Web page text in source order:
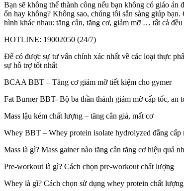
Bạn sẽ không thể thành công nếu bạn không có giáo
ổn hay không? Không sao, chúng tôi sẵn sàng giúp
hình khác nhau: tăng cân, tăng cơ, giảm mỡ … tất cả
HOTLINE: 19002050 (24/7)
Để có được sự tư vấn chính xác nhất về các loại thực
sự hỗ trợ tốt nhất
BCAA BBT – Tăng cơ giảm mỡ tiết kiệm cho gymer
Fat Burner BBT- Bộ ba thần thánh giảm mỡ cấp tốc, an
Mass lậu kém chất lượng – tăng cân giả, mất cơ
Whey BBT – Whey protein isolate hydrolyzed đẳng cấp
Mass là gì? Mass gainer nào tăng cân tăng cơ hiệu quả
Pre-workout là gì? Cách chọn pre-workout chất lượng
Whey là gì? Cách chọn sử dụng whey protein chất